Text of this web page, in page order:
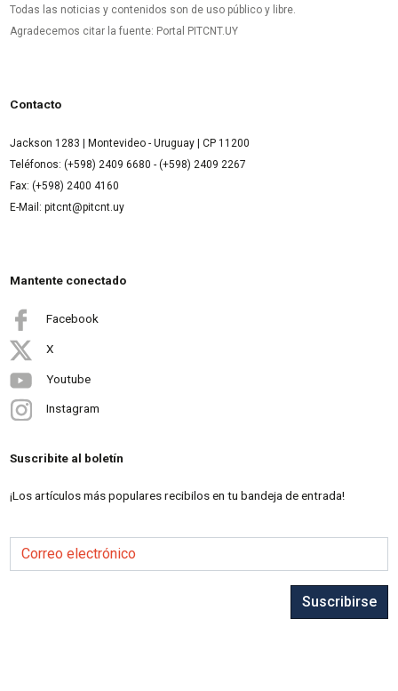
Todas las noticias y contenidos son de uso público y libre.
Agradecemos citar la fuente: Portal PITCNT.UY
Contacto
Jackson 1283 | Montevideo - Uruguay | CP 11200
Teléfonos: (+598) 2409 6680 - (+598) 2409 2267
Fax: (+598) 2400 4160
E-Mail: pitcnt@pitcnt.uy
Mantente conectado
Facebook
X
Youtube
Instagram
Suscribite al boletín
¡Los artículos más populares recibilos en tu bandeja de entrada!
Correo electrónico
Suscribirse